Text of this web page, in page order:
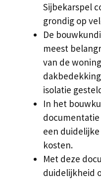
Sijbekarspel
grondig op
De
meest
van de
isolatie
In het
een
kosten.
Met deze
duidelijkheid